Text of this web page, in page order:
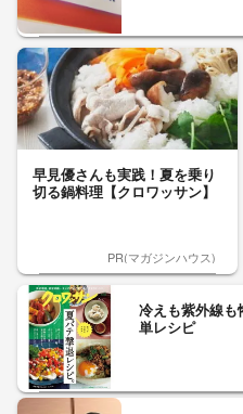
早見優さんも実践！夏を乗り
切る鍋料理【クロワッサン】
PR(マガジンハウス)
冷えも紫外線も
単レシピ